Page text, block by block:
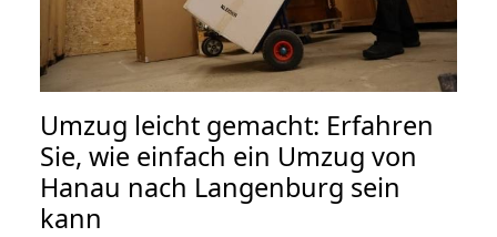
Umzug leicht gemacht: Erfahren
Sie, wie einfach ein Umzug von
Hanau nach Langenburg sein
kann